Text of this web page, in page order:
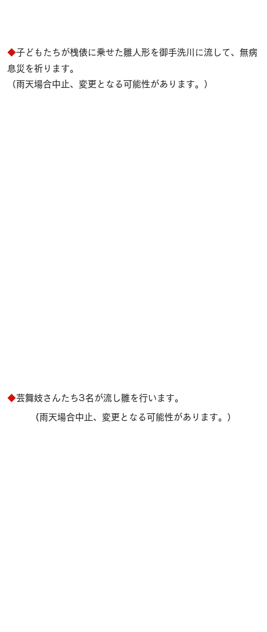
◆子どもたちが桟俵に乗せた雛人形を御手洗川に流して、無病
息災を祈ります。
（雨天場合中止、変更となる可能性があります。 ）
◆芸舞妓さんたち3名が流し雛を行います。
（ 雨天場合中止、変更となる可能性があります。 ）